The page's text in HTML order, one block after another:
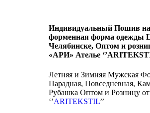
Индивидуальный Пошив
форменная форма одежды
Челябинске, Оптом и
«АРИ» Ателье
Летняя и Зимняя Мужская
Парадная, Повседневная,
Рубашка Оптом и Розницу от
‘’ARITEKSTIL’’